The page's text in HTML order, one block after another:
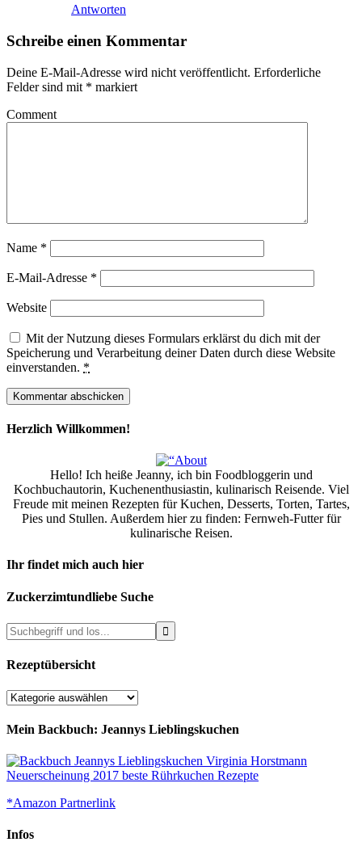
Antworten
Schreibe einen Kommentar
Deine E-Mail-Adresse wird nicht veröffentlicht. Erforderliche
Felder sind mit * markiert
Comment
Name *
E-Mail-Adresse *
Website
Mit der Nutzung dieses Formulars erklärst du dich mit der
Speicherung und Verarbeitung deiner Daten durch diese Website
einverstanden. *
Herzlich Willkommen!
Hello! Ich heiße Jeanny, ich bin Foodbloggerin und
Kochbuchautorin, Kuchenenthusiastin, kulinarisch Reisende. Viel
Freude mit meinen Rezepten für Kuchen, Desserts, Torten, Tartes,
Pies und Stullen. Außerdem hier zu finden: Fernweh-Futter für
kulinarische Reisen.
Ihr findet mich auch hier
Zuckerzimtundliebe Suche
Rezeptübersicht
Rezeptübersicht
Mein Backbuch: Jeannys Lieblingskuchen
*Amazon Partnerlink
Infos